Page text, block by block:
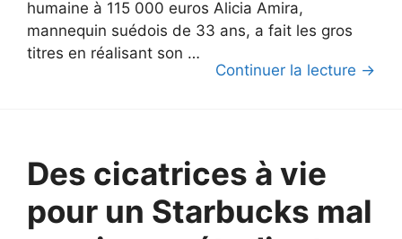
humaine à 115 000 euros Alicia Amira,
mannequin suédois de 33 ans, a fait les gros
titres en réalisant son …
Continuer la lecture →
Des cicatrices à vie
pour un Starbucks mal